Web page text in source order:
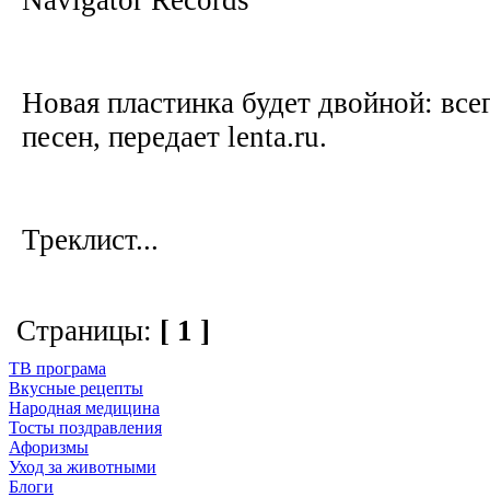
Новая пластинка будет двойной:
песен, передает lenta.ru.
Треклист...
Страницы: [ 1 ]
ТВ програма
Вкусные рецепты
Народная медицина
Тосты поздравления
Афоризмы
Уход за животными
Блоги